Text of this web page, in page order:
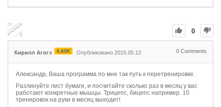
0
Кирилл Агогэ 4.60K Опубликовано 2015.05.12 0 Comments
Александр, Ваша программа по мне так путь к перетренировке.
Разлинуйте лист бумаги, и посчитайте сколько раз в месяц у вас
работают конкретные мышцы. Трицепс, бицепс например. 10
тренировок на руки в месяц выходит!